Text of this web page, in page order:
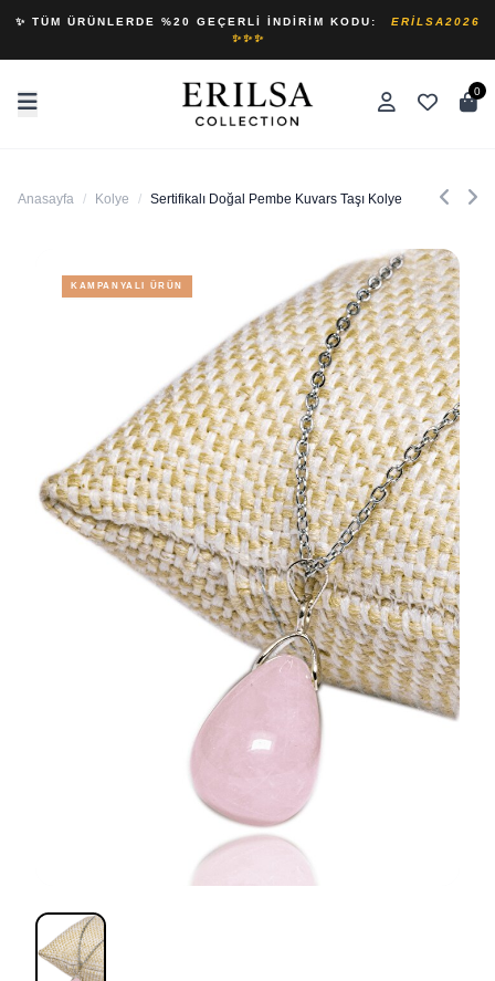
✨ TÜM ÜRÜNLERDE %20 GEÇERLI İNDIRIM KODU:
ERILSA2026
✨✨✨
0
Anasayfa / Kolye / Sertifikalı Doğal Pembe Kuvars Taşı Kolye
KAMPANYALI ÜRÜN